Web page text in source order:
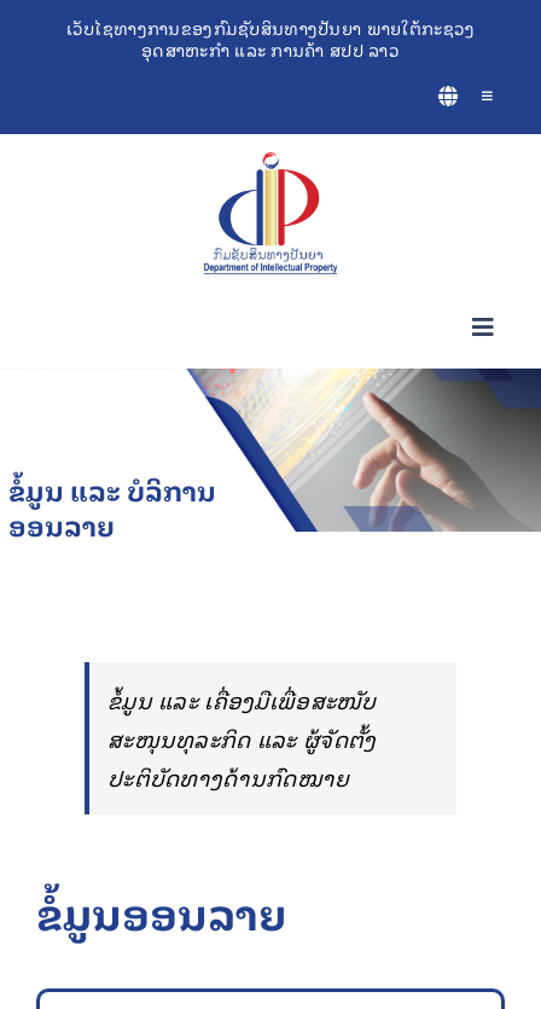
ເວັບໄຊທາງການຂອງກົມຊັບສິນທາງປັນຍາ ພາຍໃຕ້ກະຊວງ
ອຸດສາຫະກຳ ແລະ ການຄ້າ ສປປ ລາວ
Toggle
ກ່ຽວກັບຊັບສິນທາງປັນຍາ
ເຄື່ອງມືຊ່ວຍເຫຼືອທຸລະກິດ
ຂໍ້ມູນ ແລະ ບໍລິການ
ອອນລາຍ
ຂໍ້ມູນ ແລະ ເຄື່ອງມືເພື່ອສະໜັບ
ສະໜຸນທຸລະກິດ ແລະ ຜູ້ຈັດຕັ້ງ
ປະຕິບັດທາງດ້ານກົດໝາຍ
ຂໍ້ມູນອອນລາຍ